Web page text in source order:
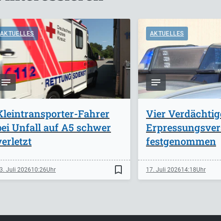
AKTUELLES
Fahrer
Unfall auf A5 schwer
Juli 202610:26 bookmark_border
AKTUELLES
Vier
festgenommen
17. Juli 202614:18